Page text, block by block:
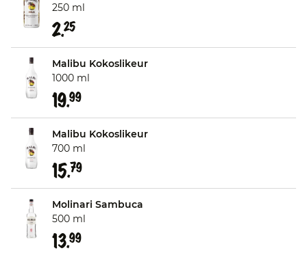
250 ml
2.25
Malibu Kokoslikeur
1000 ml
19.99
Malibu Kokoslikeur
700 ml
15.79
Molinari Sambuca
500 ml
13.99